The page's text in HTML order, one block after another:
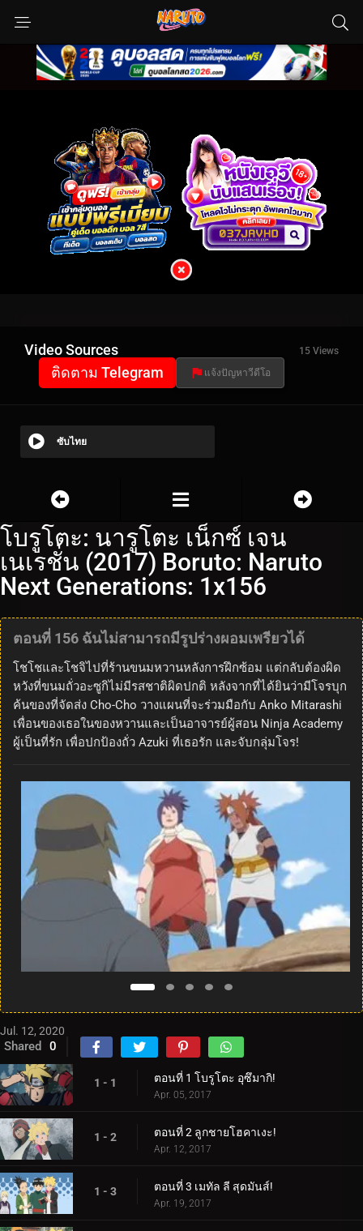
Video Sources 15 Views
ติดตาม Telegram แจ้งปัญหาวีดีโอ
ซับไทย
โบรูโตะ: นารูโตะ เน็กซ์ เจน
เนเรชั่น (2017) Boruto: Naruto
Next Generations: 1x156
ตอนที่ 156 ฉันไม่สามารถมีรูปร่างผอมเพรียวได้
โชโชและโชจิไปที่ร้านขนมหวานหลังการฝึกซ้อม แต่กลับต้องผิด
หวังที่ขนมถั่วอะซูกิไม่มีรสชาติผิดปกติ หลังจากที่ได้ยินว่ามีโจรบุก
ค้นของที่จัดส่ง Cho-Cho วางแผนที่จะร่วมมือกับ Anko Mitarashi
เพื่อนของเธอในของหวานและเป็นอาจารย์ผู้สอน Ninja Academy
ผู้เป็นที่รัก เพื่อปกป้องถั่ว Azuki ที่เธอรัก และจับกลุ่มโจร!
Jul. 12, 2020
Shared 0
1 - 1 ตอนที่ 1 โบรูโตะ อุซึมากิ!
Apr. 05, 2017
1 - 2 ตอนที่ 2 ลูกชายโฮคาเงะ!
Apr. 12, 2017
1 - 3 ตอนที่ 3 เมทัล ลี สุดมันส์!
Apr. 19, 2017